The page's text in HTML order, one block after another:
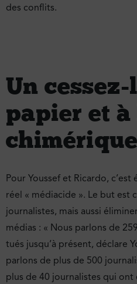
des conflits.
Un
papier et à
chimérique
Pour Youssef et Ricardo, c’est
réel « médiacide ». Le but est
journalistes, mais aussi
médias : « Nous parlons de
tués jusqu’à présent, déclare
parlons de plus de 500
plus de 40 journalistes qui ont